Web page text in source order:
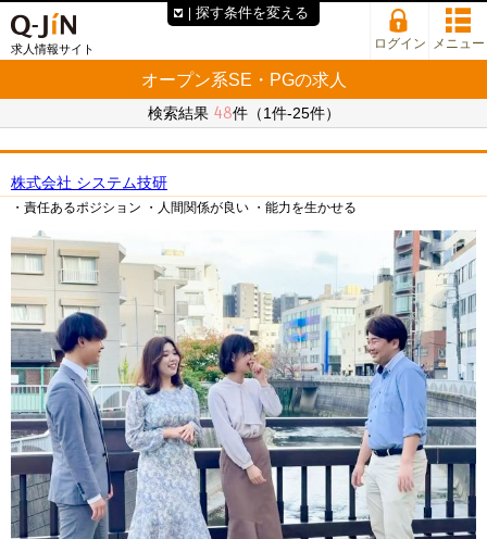
求人情報サイト ログイン メニュー
オープン系SE・PGの求人
検索結果 48件（1件-25件）
株式会社 システム技研
・責任あるポジション ・人間関係が良い ・能力を生かせる
探す条件を変える